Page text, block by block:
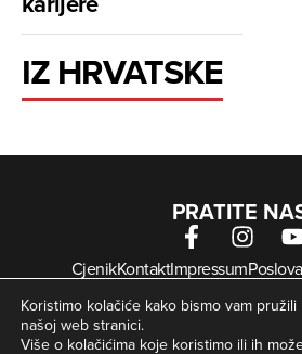
IZ HRVATSKE
PRATITE
CjenikKontaktImpressum
Arhiva digitalnih novina
Uvjeti
Kolačići
Koristimo kolačiće kako bismo vam
našoj web stranici.
Više o kolačićima koje koristimo ili ih